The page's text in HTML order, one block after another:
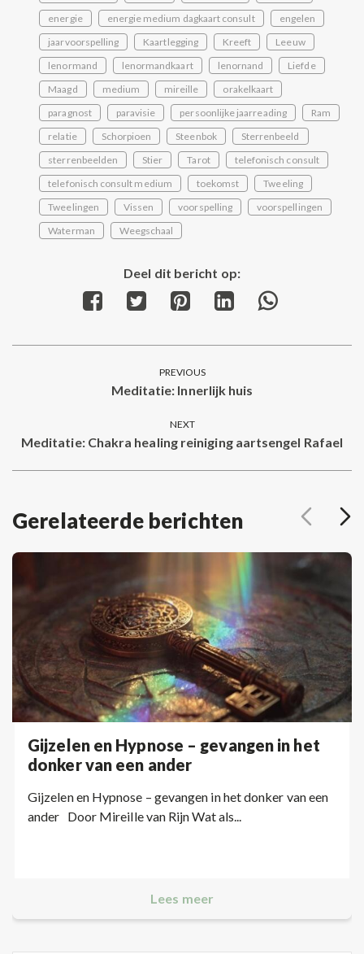
energie
energie medium dagkaart consult
engelen
jaarvoorspelling
Kaartlegging Kreeft
Leeuw
lenormand
lenormandkaart lenornand
Liefde
Maagd
medium mireille
orakelkaart
paragnost
paravisie persoonlijke jaarreading
Ram
relatie
Schorpioen Steenbok
Sterrenbeeld
sterrenbeelden
Stier Tarot
telefonisch consult
telefonisch consult medium
toekomst
Tweeling
Tweelingen
Vissen voorspelling
voorspellingen
Waterman
Weegschaal
Deel dit bericht op:
Share
Facebook
Share
Twitter
Share
Pinterest
Share
LinkedInWhatsApp
navigation
PREVIOUS
Previous
Meditatie: Innerlijk huis
NEXT
Next
post:
Meditatie: Chakra healing reiniging aartsengel Rafael
Gerelateerde berichten
Gijzelen en Hypnose – gevangen in het
donker van een ander
Gijzelen en Hypnose – gevangen in het donker van een
ander Door Mireille van Rijn Wat als...
Lees meer